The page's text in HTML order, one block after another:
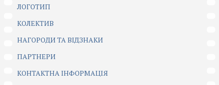
ЛОГОТИП
КОЛЕКТИВ
НАГОРОДИ ТА ВІДЗНАКИ
ПАРТНЕРИ
КОНТАКТНА ІНФОРМАЦІЯ